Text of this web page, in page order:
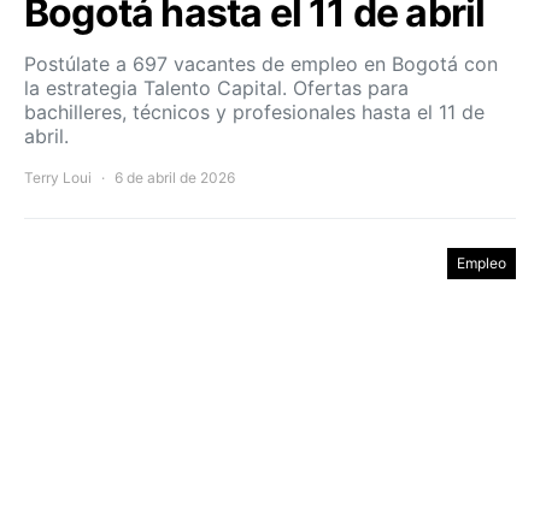
Bogotá hasta el 11 de abril
Postúlate a 697 vacantes de empleo en Bogotá con
la estrategia Talento Capital. Ofertas para
bachilleres, técnicos y profesionales hasta el 11 de
abril.
Terry Loui 6 de abril de 2026
Empleo